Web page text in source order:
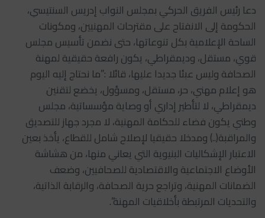
دعا رئيس الفريق الحركي بمجلس النواب إدريس السنتيسي،
الحكومة إلى الانفتاح على مقترحات المهنيين، ومكونات
الساحة الإعلامية بكل تنوعاتها، حتى نضمن تأسيس مجلس
قوي، مستقل، وديمقراطي، يكون رافعة حقيقية لمهنة
الصحافة وليس عبئا جديدا عليها، قائلا :”ما نحتاج إليه اليوم
هو إعلام مهني، حر، مستقل، ومسؤول، يخضع لتقنين
ديمقراطي، لا لتأطير إداري أو وصاية مؤسساتية، مجلس
وطني يكون فضاء للحكامة المهنية، لا مجرد جهاز للتصديق
والمراقبة(..) ومدخلا حقيقيا لإصلاح شامل للقطاع، يأخذ بعين
الاعتبار الإشكاليات البنيوية التي يعاني منها، من هشاشة
الأوضاع الاجتماعية والاقتصادية للصحافيين، وضعف
الضمانات المهنية، وتراجع حرية الصحافة، والرقابة الذاتية،
والتحديات المرتبطة بأخلاقيات المهنة”.